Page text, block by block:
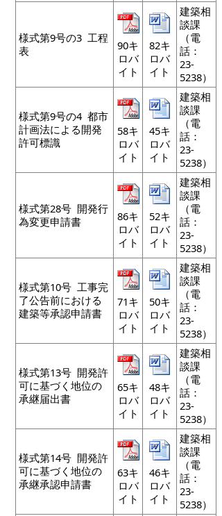
様式第9号の3 工程
表
90キ
ロバ
イト
82キ
ロバ
イト
建築相
談課
（電
話：
23-
5238）
様式第9号の4 都市
計画法による開発
許可標識
58キ
ロバ
イト
45キ
ロバ
イト
建築相
談課
（電
話：
23-
5238）
様式第28号 開発行
為変更申請書
86キ
ロバ
イト
52キ
ロバ
イト
建築相
談課
（電
話：
23-
5238）
様式第10号 工事完
了公告前における
建築等承認申請書
71キ
ロバ
イト
50キ
ロバ
イト
建築相
談課
（電
話：
23-
5238）
様式第13号 開発許
可に基づく地位の
承継届出書
65キ
ロバ
イト
48キ
ロバ
イト
建築相
談課
（電
話：
23-
5238）
様式第14号 開発許
可に基づく地位の
承継承認申請書
63キ
ロバ
イト
46キ
ロバ
イト
建築相
談課
（電
話：
23-
5238）